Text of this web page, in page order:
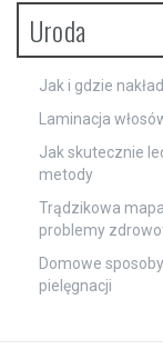
Uroda
Jak i gdzie
Laminacja
Jak skutecznie
metody
Trądzikowa
problemy
Domowe
pielęgnacji